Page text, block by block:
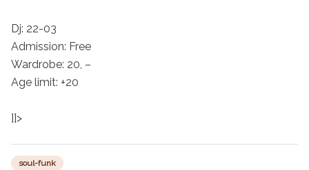
Dj: 22-03
Admission: Free
Wardrobe: 20, –
Age limit: +20
]]>
soul-funk